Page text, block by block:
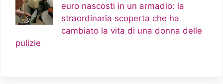
euro nascosti in un armadio: la
straordinaria scoperta che ha
cambiato la vita di una donna delle
pulizie